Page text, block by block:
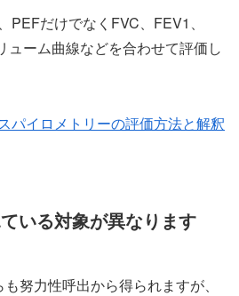
PEFだけでなくFVC、FEV1、
ューム曲線などを合わせて評価し
パイロメトリーの評価方法と解釈
いる対象が異なります
努力性呼出から得られますが、